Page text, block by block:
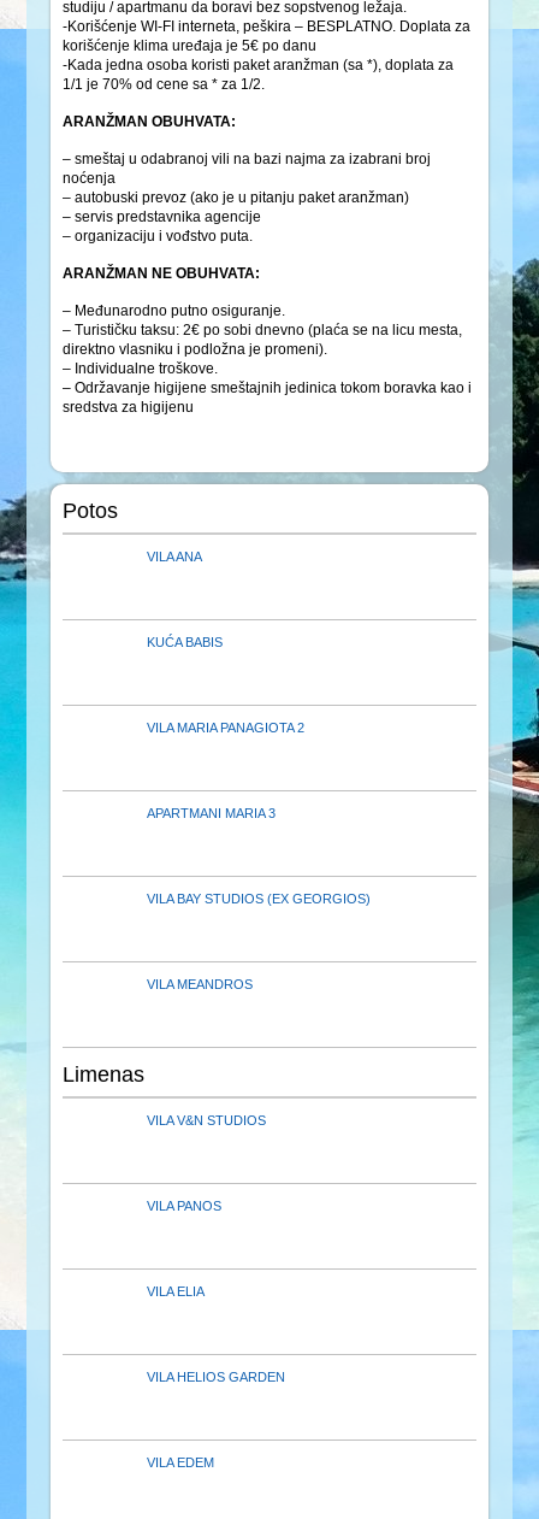
studiju / apartmanu da boravi bez sopstvenog ležaja.
-Korišćenje WI-FI interneta, peškira – BESPLATNO. Doplata za
korišćenje klima uređaja je 5€ po danu
-Kada jedna osoba koristi paket aranžman (sa *), doplata za
1/1 je 70% od cene sa * za 1/2.
ARANŽMAN OBUHVATA:
– smeštaj u odabranoj vili na bazi najma za izabrani broj
noćenja
– autobuski prevoz (ako je u pitanju paket aranžman)
– servis predstavnika agencije
– organizaciju i vođstvo puta.
ARANŽMAN NE OBUHVATA:
– Međunarodno putno osiguranje.
– Turističku taksu: 2€ po sobi dnevno (plaća se na licu mesta,
direktno vlasniku i podložna je promeni).
– Individualne troškove.
– Održavanje higijene smeštajnih jedinica tokom boravka kao i
sredstva za higijenu
Potos
VILA ANA
KUĆA BABIS
VILA MARIA PANAGIOTA 2
APARTMANI MARIA 3
VILA BAY STUDIOS (EX GEORGIOS)
VILA MEANDROS
Limenas
VILA V&N STUDIOS
VILA PANOS
VILA ELIA
VILA HELIOS GARDEN
VILA EDEM